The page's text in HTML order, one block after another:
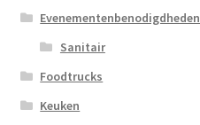
Evenementenbenodigdheden
Sanitair
Foodtrucks
Keuken